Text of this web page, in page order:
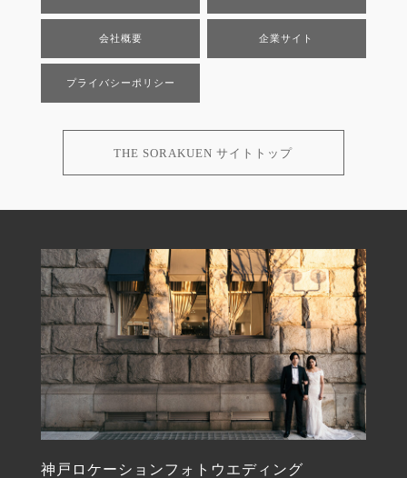
会社概要 企業サイト
プライバシーポリシー
THE SORAKUEN サイトトップ
神戸ロケーションフォトウエディング